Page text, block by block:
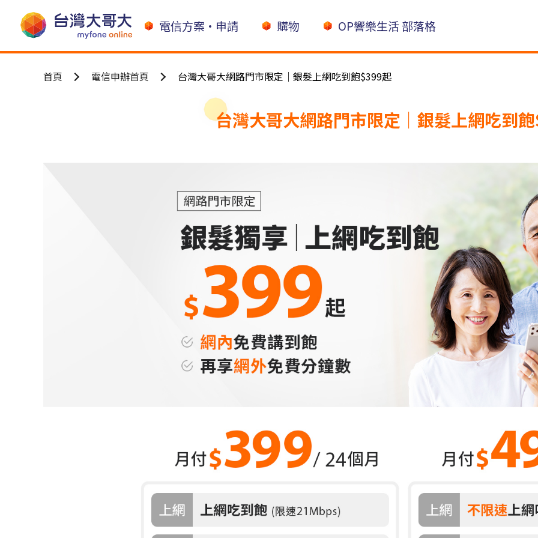
電信方案•申請 購物 OP響樂生活 部落格
首頁 電信申辦首頁 台灣大哥大網路門市限定｜銀髮上網吃到飽$399起
台灣大哥大網路門市限定｜銀髮上網吃到